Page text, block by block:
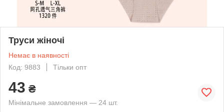
Труси жіночі
Немає в наявності
Код: 9883
Тільки опт
43 ₴
Мінімальне замовлення — 24 шт.